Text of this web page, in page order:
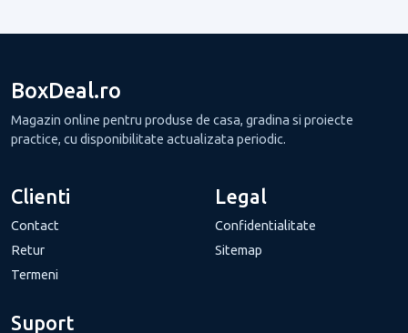
BoxDeal.ro
Magazin online pentru produse de casa, gradina si proiecte
practice, cu disponibilitate actualizata periodic.
Clienti
Contact
Retur
Termeni
Legal
Confidentialitate
Sitemap
Suport